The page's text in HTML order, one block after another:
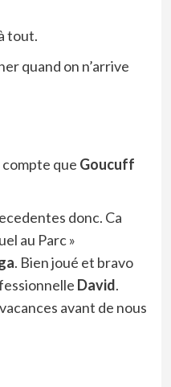
tout.
quand on n’arrive
compte que Goucuff
donc. Ca
au Parc »
. Bien joué et bravo
David.
avant de nous